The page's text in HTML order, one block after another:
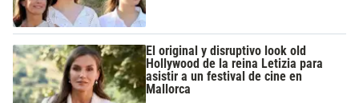
El original y disruptivo look old
Hollywood de la reina Letizia para
asistir a un festival de cine en
Mallorca